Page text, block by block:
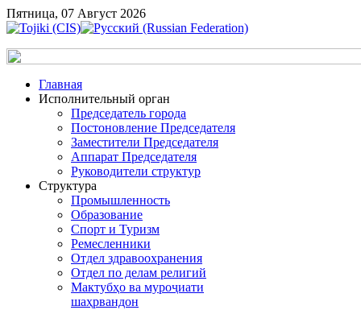
Пятница, 07 Август 2026
Главная
Исполнительный орган
Председатель города
Постоновление Председателя
Заместители Председателя
Аппарат Председателя
Руководители структур
Структура
Промышленность
Образование
Спорт и Туризм
Ремесленники
Отдел здравоохранения
Отдел по делам религий
Мактубҳо ва муроҷиати
шаҳрвандон